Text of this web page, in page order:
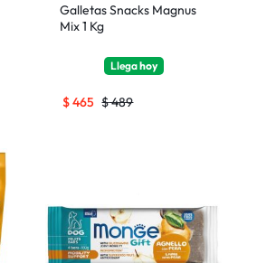
Galletas Snacks Magnus
Mix 1 Kg
Llegahoy
$489
$465